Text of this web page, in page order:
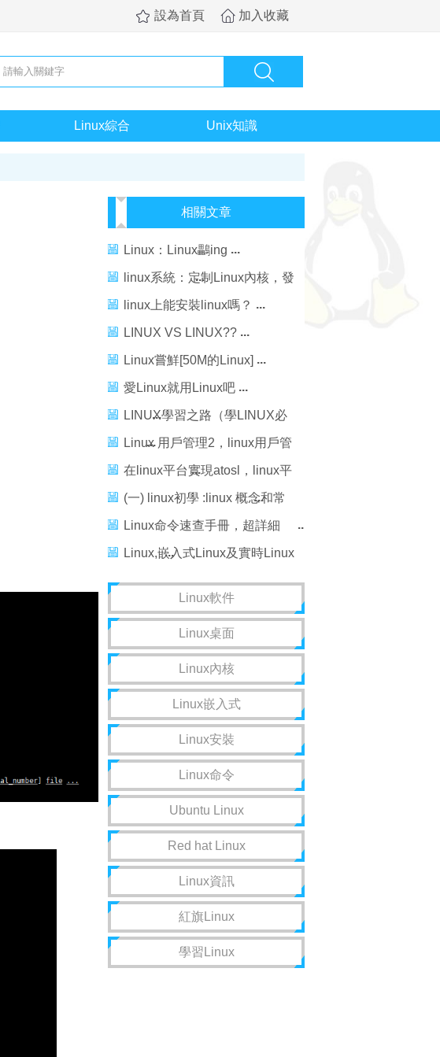
設為首頁 加入收藏
Linux綜合 Unix知識
相關文章
Linux：Linux鸓ing
linux系統：定制Linux內核，發
揮Linux潛能
linux上能安裝linux嗎？
LINUX VS LINUX??
Linux嘗鮮[50M的Linux]
愛Linux就用Linux吧
LINUX學習之路（學LINUX必
看）
Linux 用戶管理2，linux用戶管
理2
在linux平台實現atosl，linux平
台實現atosl
(一) linux初學 :linux 概念和常
用命令，linux常用命令
Linux命令速查手冊，超詳細
Linux命令教程，linux速查手冊
Linux,嵌入式Linux及實時Linux
的概念
Linux軟件
Linux桌面
Linux內核
Linux嵌入式
Linux安裝
Linux命令
Ubuntu Linux
Red hat Linux
Linux資訊
紅旗Linux
學習Linux